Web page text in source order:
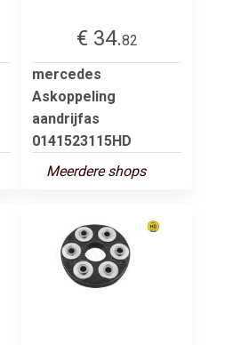
€ 34.82
mercedes
Askoppeling
aandrijfas
0141523115HD
Meerdere shops